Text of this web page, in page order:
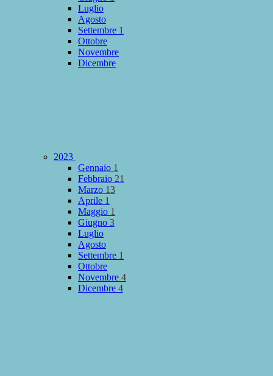
Luglio
Agosto
Settembre 1
Ottobre
Novembre
Dicembre
2023
Gennaio 1
Febbraio 21
Marzo 13
Aprile 1
Maggio 1
Giugno 3
Luglio
Agosto
Settembre 1
Ottobre
Novembre 4
Dicembre 4